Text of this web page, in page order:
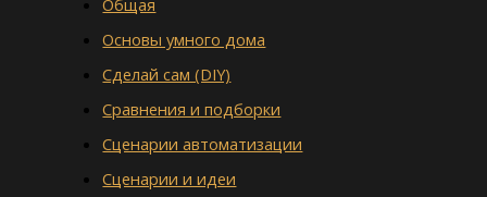
Общая
Основы умного дома
Сделай сам (DIY)
Сравнения и подборки
Сценарии автоматизации
Сценарии и идеи